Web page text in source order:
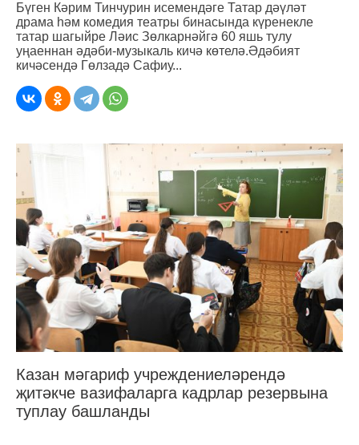
Бүген Кәрим Тинчурин исемендәге Татар дәүләт
драма һәм комедия театры бинасында күренекле
татар шагыйре Ләис Зөлкарнәйгә 60 яшь тулу
уңаеннан әдәби-музыкаль кичә көтелә.Әдәбият
кичәсендә Гөлзадә Сафиу...
Казан мәгариф учреждениеләрендә
җитәкче вазифаларга кадрлар резервына
туплау башланды